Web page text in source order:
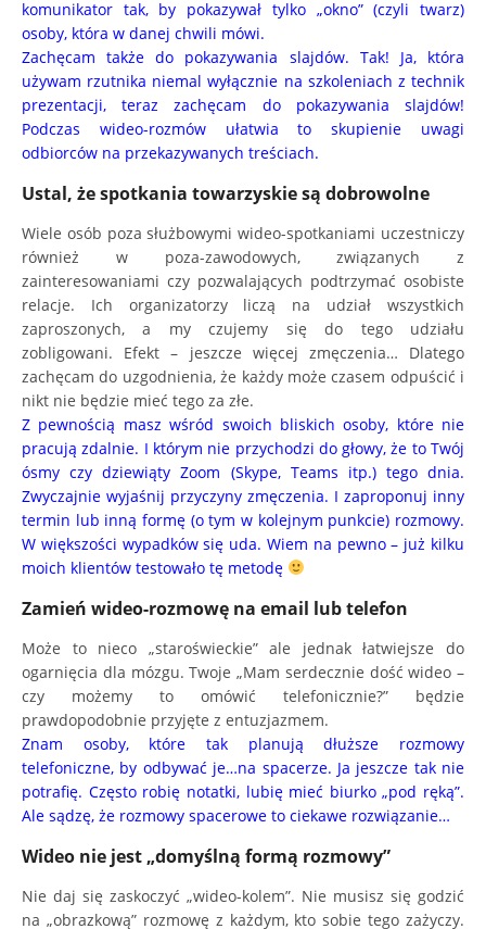
komunikator tak, by pokazywał tylko „okno” (czyli twarz)
osoby, która w danej chwili mówi.
Zachęcam także do pokazywania slajdów. Tak! Ja, która
używam rzutnika niemal wyłącznie na szkoleniach z technik
prezentacji, teraz zachęcam do pokazywania slajdów!
Podczas wideo-rozmów ułatwia to skupienie uwagi
odbiorców na przekazywanych treściach.
Ustal, że spotkania towarzyskie są dobrowolne
Wiele osób poza służbowymi wideo-spotkaniami uczestniczy
również w poza-zawodowych, związanych z
zainteresowaniami czy pozwalających podtrzymać osobiste
relacje. Ich organizatorzy liczą na udział wszystkich
zaproszonych, a my czujemy się do tego udziału
zobligowani. Efekt – jeszcze więcej zmęczenia… Dlatego
zachęcam do uzgodnienia, że każdy może czasem odpuścić i
nikt nie będzie mieć tego za złe.
Z pewnością masz wśród swoich bliskich osoby, które nie
pracują zdalnie. I którym nie przychodzi do głowy, że to Twój
ósmy czy dziewiąty Zoom (Skype, Teams itp.) tego dnia.
Zwyczajnie wyjaśnij przyczyny zmęczenia. I zaproponuj inny
termin lub inną formę (o tym w kolejnym punkcie) rozmowy.
W większości wypadków się uda. Wiem na pewno – już kilku
moich klientów testowało tę metodę
Zamień wideo-rozmowę na email lub telefon
Może to nieco „staroświeckie” ale jednak łatwiejsze do
ogarnięcia dla mózgu. Twoje „Mam serdecznie dość wideo –
czy możemy to omówić telefonicznie?” będzie
prawdopodobnie przyjęte z entuzjazmem.
Znam osoby, które tak planują dłuższe rozmowy
telefoniczne, by odbywać je…na spacerze. Ja jeszcze tak nie
potrafię. Często robię notatki, lubię mieć biurko „pod ręką”.
Ale sądzę, że rozmowy spacerowe to ciekawe rozwiązanie…
Wideo nie jest „domyślną formą rozmowy”
Nie daj się zaskoczyć „wideo-kolem”. Nie musisz się godzić
na „obrazkową” rozmowę z każdym, kto sobie tego zażyczy.